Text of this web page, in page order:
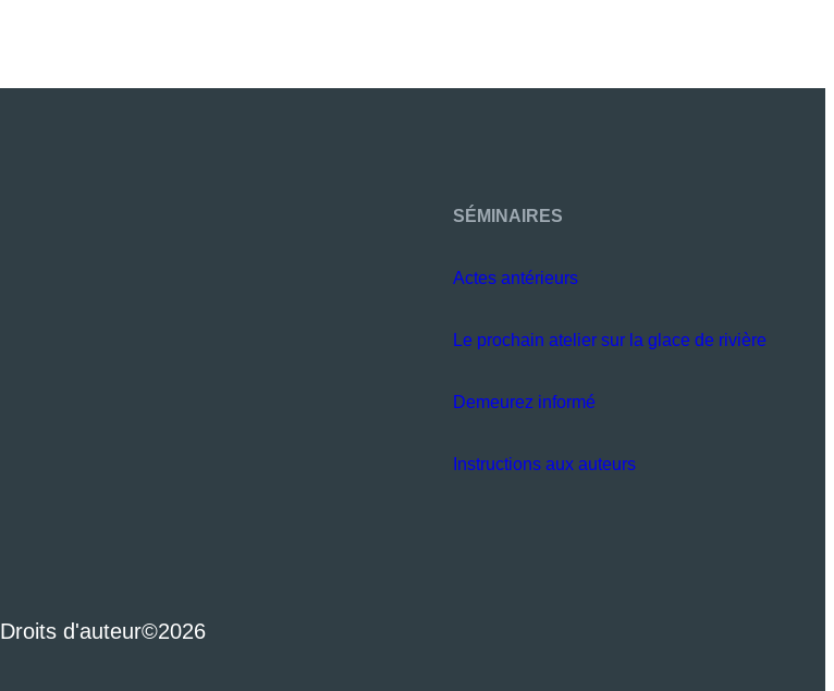
SÉMINAIRES
Actes antérieurs
Le prochain atelier sur la glace de rivière
Demeurez informé
Instructions aux auteurs
Droits d'auteur©2026